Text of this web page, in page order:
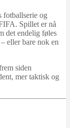
fotballserie og
Spillet er nå
det endelig føles
eller bare nok en
siden
mer taktisk og